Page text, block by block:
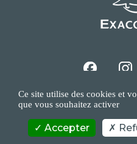
COPYRIGHT/IP POLICY
Ce site utilise des cookies et
que vous souhaitez activer
Accepter